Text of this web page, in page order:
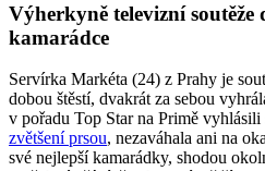
Výherkyně televizní soutěže
kamarádce
Servírka Markéta (24) z Prahy je
dobou štěstí, dvakrát za sebou
v pořadu Top Star na Primě
zvětšení prsou, nezaváhala ani na
své nejlepší kamarádky, shodou